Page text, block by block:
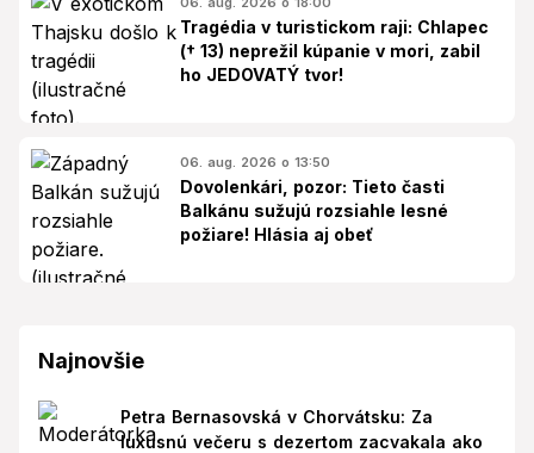
Tragédia v turistickom raji: Chlapec
(† 13) neprežil kúpanie v mori, zabil
ho JEDOVATÝ tvor!
06. aug. 2026 o 13:50
Dovolenkári, pozor: Tieto časti
Balkánu sužujú rozsiahle lesné
požiare! Hlásia aj obeť
Najnovšie
Petra Bernasovská v Chorvátsku: Za
luxusnú večeru s dezertom zacvakala ako